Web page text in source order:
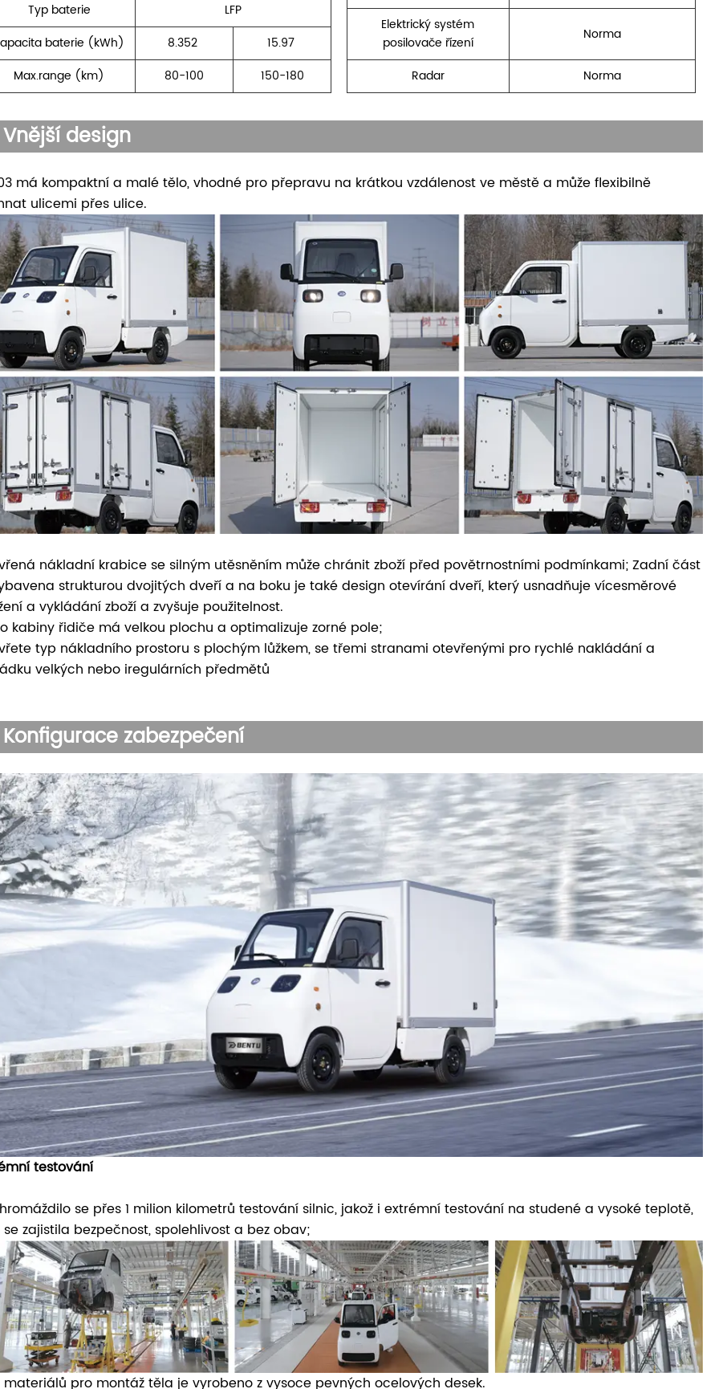
Typ baterie
LFP
baterie (kWh)
8.352
15.97
Max.range (km)
80-100 150-180
Elektrický systém
posilovače řízení
Norma
Radar Norma
Vnější design
má kompaktní a malé tělo, vhodné pro přepravu na krátkou vzdálenost ve městě a může flexibilně
ulicemi přes ulice.
nákladní krabice se silným utěsněním může chránit zboží před povětrnostními podmínkami; Zadní část
strukturou dvojitých dveří a na boku je také design otevírání dveří, který usnadňuje vícesměrové
a vykládání zboží a zvyšuje použitelnost.
kabiny řidiče má velkou plochu a optimalizuje zorné pole;
typ nákladního prostoru s plochým lůžkem, se třemi stranami otevřenými pro rychlé nakládání a
velkých nebo iregulárních předmětů
Konfigurace zabezpečení
testování
se přes 1 milion kilometrů testování silnic, jakož i extrémní testování na studené a vysoké teplotě,
zajistila bezpečnost, spolehlivost a bez obav;
materiálů pro montáž těla je vyrobeno z vysoce pevných ocelových desek.